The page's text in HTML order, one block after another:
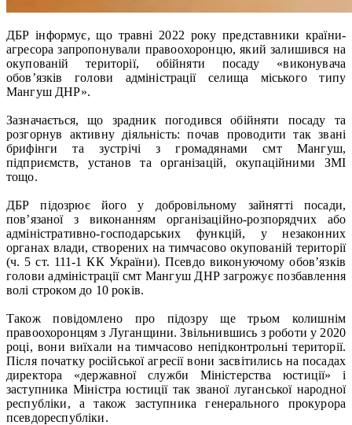
ДБР інформує, що травні 2022 року представники країни-
агресора запропонували правоохоронцю, який залишився на
окупованій території, обійняти посаду «виконувача
обов’язків голови адміністрації селища міського типу
Мангуш ДНР».
Зазначається, що зрадник погодився обійняти посаду та
розгорнув активну діяльність: почав проводити так звані
брифінги та зустрічі з громадянами смт Мангуш,
підприємств, установ та організацій, окупаційними ЗМІ
тощо.
ДБР підозрює його у добровільному зайнятті посади,
пов’язаної з виконанням організаційно-розпорядчих або
адміністративно-господарських функцій, у незаконних
органах влади, створених на тимчасово окупованій території
(ч. 5 ст. 111-1 КК України). Псевдо виконуючому обов’язків
голови адміністрації смт Мангуш ДНР загрожує позбавлення
волі строком до 10 років.
Також повідомлено про підозру ще трьом колишнім
правоохоронцям з Луганщини. Звільнившись з роботи у 2020
році, вони виїхали на тимчасово непідконтрольні території.
Після початку російської агресії вони засвітились на посадах
директора «державної служби Міністерства юстиції» і
заступника Міністра юстиції так званої луганської народної
республіки, а також заступника генерального прокурора
псевдореспубліки.